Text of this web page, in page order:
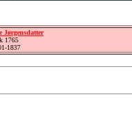
Jørgensdatter
1765
1837